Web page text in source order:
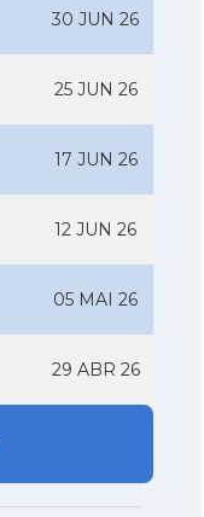
30 JUN 26
25 JUN 26
17 JUN 26
12 JUN 26
05 MAI 26
29 ABR 26